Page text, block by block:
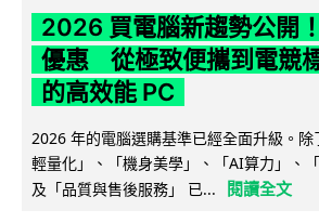
2026 買電腦新趨勢公開
優惠 從極致便攜到電競
的高效能 PC
2026 年的電腦選購基準已經全面升級。
輕量化」、「機身美學」、「AI算力」、
及「品質與售後服務」 已...
閱讀全文